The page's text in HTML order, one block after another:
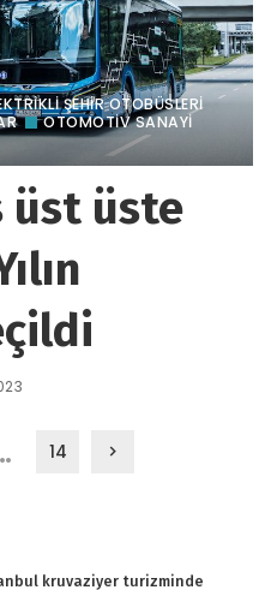
ŞEHİR OTOBÜSLERİ
OTOMOTIV SANAYI
üst üste
14
kruvaziyer turizminde